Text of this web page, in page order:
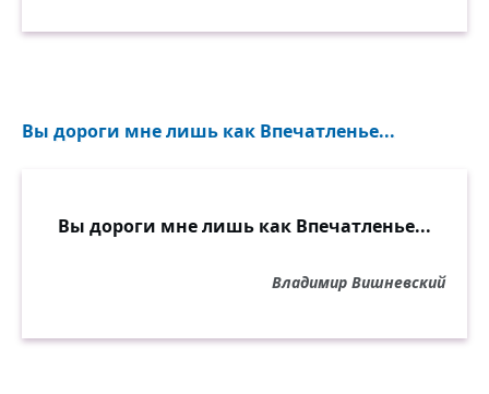
Вы дороги мне лишь как Впечатленье...
Вы дороги мне лишь как Впечатленье...
Владимир Вишневский